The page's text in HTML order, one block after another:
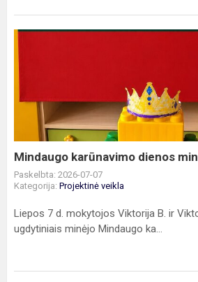
Mindaugo
karūnavimo
Mindaugo karūnavimo dienos
Paskelbta: 2026-07-07
Kategorija: Projektinė veikla
Liepos 7 d. mokytojos Viktorija B. ir
ugdytiniais minėjo Mindaugo ka...